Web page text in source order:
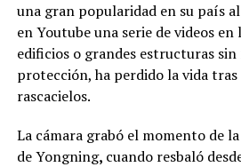
una gran popularidad en su país
en Youtube una serie de videos en
edificios o grandes estructuras
protección, ha perdido la vida tras
rascacielos.
La cámara grabó el momento de
deYongning, cuando resbaló